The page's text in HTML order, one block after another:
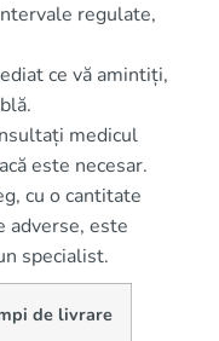
regulate,
ce vă amintiți,
medicul
este necesar.
cu o cantitate
adverse, este
specialist.
de livrare